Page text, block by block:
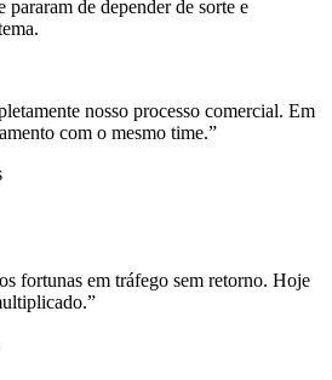
pararam de depender de sorte e
nosso processo comercial. Em
com o mesmo time.”
fortunas em tráfego sem retorno. Hoje
”